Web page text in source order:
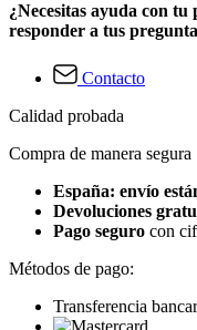
¿Necesitas ayuda con tu
responder a tus
Contacto
Calidad probada
Compra de manera segura
España: envío
Devoluciones
Pago seguro con
Métodos de pago:
Transferencia